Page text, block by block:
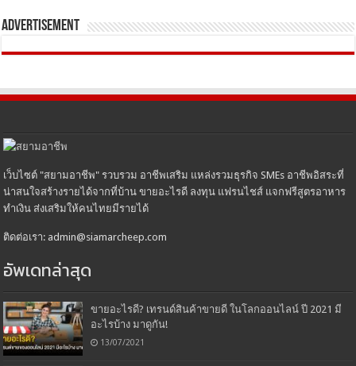
Advertisement
เว็บไซต์ "สยามอาชีพ" รวบรวม อาชีพเสริม แหล่งรวมธุรกิจ SMEs อาชีพอิสระที่
น่าสนใจสร้างรายได้จากที่บ้าน ขายอะไรดี ลงทุน แฟรนไชส์ แจกฟรีสูตรอาหาร
ทำเงิน ส่งเสริมให้คนไทยมีรายได้
ติดต่อเรา: admin@siamarcheep.com
อัพเดทล่าสุด
ขายอะไรดี? เทรนด์สินค้าขายดี ในโลกออนไลน์ ปี 2021 มี
อะไรบ้าง มาดูกัน!
13/07/2021